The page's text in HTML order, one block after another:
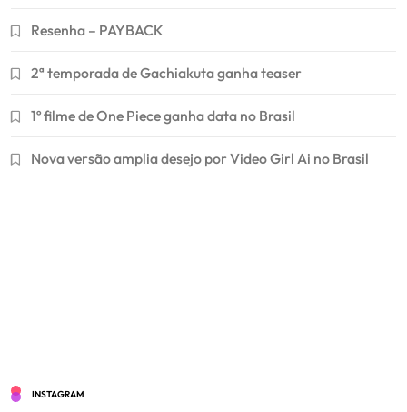
Resenha – PAYBACK
2ª temporada de Gachiakuta ganha teaser
1º filme de One Piece ganha data no Brasil
Nova versão amplia desejo por Video Girl Ai no Brasil
INSTAGRAM